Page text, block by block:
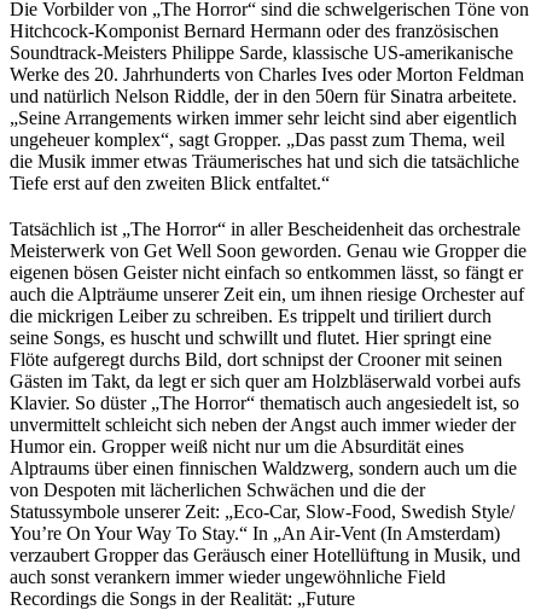
Die Vorbilder von „The Horror“ sind die schwelgerischen Töne von
Hitchcock-Komponist Bernard Hermann oder des französischen
Soundtrack-Meisters Philippe Sarde, klassische US-amerikanische
Werke des 20. Jahrhunderts von Charles Ives oder Morton Feldman
und natürlich Nelson Riddle, der in den 50ern für Sinatra arbeitete.
„Seine Arrangements wirken immer sehr leicht sind aber eigentlich
ungeheuer komplex“, sagt Gropper. „Das passt zum Thema, weil
die Musik immer etwas Träumerisches hat und sich die tatsächliche
Tiefe erst auf den zweiten Blick entfaltet.“
Tatsächlich ist „The Horror“ in aller Bescheidenheit das orchestrale
Meisterwerk von Get Well Soon geworden. Genau wie Gropper die
eigenen bösen Geister nicht einfach so entkommen lässt, so fängt er
auch die Alpträume unserer Zeit ein, um ihnen riesige Orchester auf
die mickrigen Leiber zu schreiben. Es trippelt und tiriliert durch
seine Songs, es huscht und schwillt und flutet. Hier springt eine
Flöte aufgeregt durchs Bild, dort schnipst der Crooner mit seinen
Gästen im Takt, da legt er sich quer am Holzbläserwald vorbei aufs
Klavier. So düster „The Horror“ thematisch auch angesiedelt ist, so
unvermittelt schleicht sich neben der Angst auch immer wieder der
Humor ein. Gropper weiß nicht nur um die Absurdität eines
Alptraums über einen finnischen Waldzwerg, sondern auch um die
von Despoten mit lächerlichen Schwächen und die der
Statussymbole unserer Zeit: „Eco-Car, Slow-Food, Swedish Style/
You’re On Your Way To Stay.“ In „An Air-Vent (In Amsterdam)
verzaubert Gropper das Geräusch einer Hotellüftung in Musik, und
auch sonst verankern immer wieder ungewöhnliche Field
Recordings die Songs in der Realität: „Future